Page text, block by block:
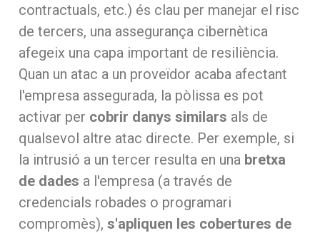
contractuals, etc.) és clau per manejar el risc
de tercers, una assegurança cibernètica
afegeix una capa important de resiliència.
Quan un atac a un proveïdor acaba afectant
l'empresa assegurada, la pòlissa es pot
activar per cobrir danys similars als de
qualsevol altre atac directe. Per exemple, si
la intrusió a un tercer resulta en una bretxa
de dades a l'empresa (a través de
credencials robades o programari
compromès), s'apliquen les cobertures de